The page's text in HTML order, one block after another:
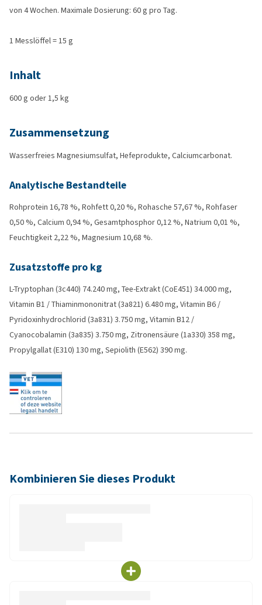
von 4 Wochen. Maximale Dosierung: 60 g pro Tag.
1 Messlöffel = 15 g
Inhalt
600 g oder 1,5 kg
Zusammensetzung
Wasserfreies Magnesiumsulfat, Hefeprodukte, Calciumcarbonat.
Analytische Bestandteile
Rohprotein 16,78 %, Rohfett 0,20 %, Rohasche 57,67 %, Rohfaser
0,50 %, Calcium 0,94 %, Gesamtphosphor 0,12 %, Natrium 0,01 %,
Feuchtigkeit 2,22 %, Magnesium 10,68 %.
Zusatzstoffe pro kg
L-Tryptophan (3c440) 74.240 mg, Tee-Extrakt (CoE451) 34.000 mg,
Vitamin B1 / Thiaminmononitrat (3a821) 6.480 mg, Vitamin B6 /
Pyridoxinhydrochlorid (3a831) 3.750 mg, Vitamin B12 /
Cyanocobalamin (3a835) 3.750 mg, Zitronensäure (1a330) 358 mg,
Propylgallat (E310) 130 mg, Sepiolith (E562) 390 mg.
Kombinieren Sie dieses Produkt